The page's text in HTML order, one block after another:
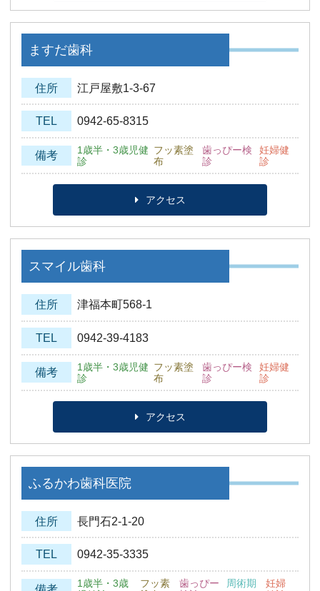
ますだ歯科
住所 江戸屋敷1-3-67
TEL 0942-65-8315
備考
1歳半・3歳児健
診
フッ素塗
布
歯っぴー検
診
妊婦健
診
アクセス
スマイル歯科
住所 津福本町568-1
TEL 0942-39-4183
備考
1歳半・3歳児健
診
フッ素塗
布
歯っぴー検
診
妊婦健
診
アクセス
ふるかわ歯科医院
住所 長門石2-1-20
TEL 0942-35-3335
1歳半・3歳
フッ素
歯っぴー
周術期
妊婦